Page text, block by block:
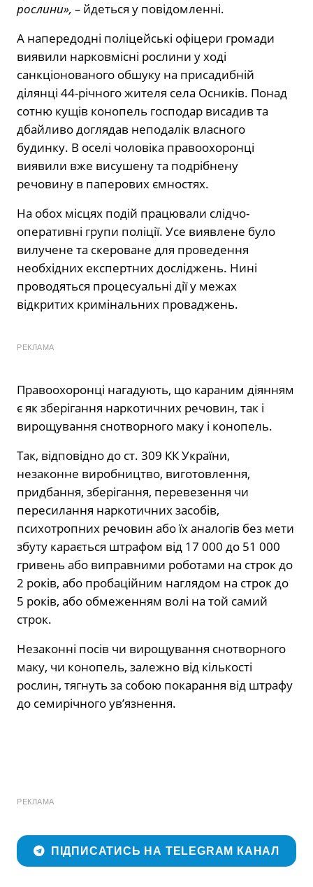
рослини», – йдеться у повідомленні.
А напередодні поліцейські офіцери громади
виявили нарковмісні рослини у ході
санкціонованого обшуку на присадибній
ділянці 44-річного жителя села Осників. Понад
сотню кущів конопель господар висадив та
дбайливо доглядав неподалік власного
будинку. В оселі чоловіка правоохоронці
виявили вже висушену та подрібнену
речовину в паперових ємностях.
На обох місцях подій працювали слідчо-
оперативні групи поліції. Усе виявлене було
вилучене та скероване для проведення
необхідних експертних досліджень. Нині
проводяться процесуальні дії у межах
відкритих кримінальних проваджень.
РЕКЛАМА
Правоохоронці нагадують, що караним діянням
є як зберігання наркотичних речовин, так і
вирощування снотворного маку і конопель.
Так, відповідно до ст. 309 КК України,
незаконне виробництво, виготовлення,
придбання, зберігання, перевезення чи
пересилання наркотичних засобів,
психотропних речовин або їх аналогів без мети
збуту карається штрафом від 17 000 до 51 000
гривень або виправними роботами на строк до
2 років, або пробаційним наглядом на строк до
5 років, або обмеженням волі на той самий
строк.
Незаконні посів чи вирощування снотворного
маку, чи конопель, залежно від кількості
рослин, тягнуть за собою покарання від штрафу
до семирічного ув’язнення.
РЕКЛАМА
ПІДПИСАТИСЬ НА TELEGRAM КАНАЛ